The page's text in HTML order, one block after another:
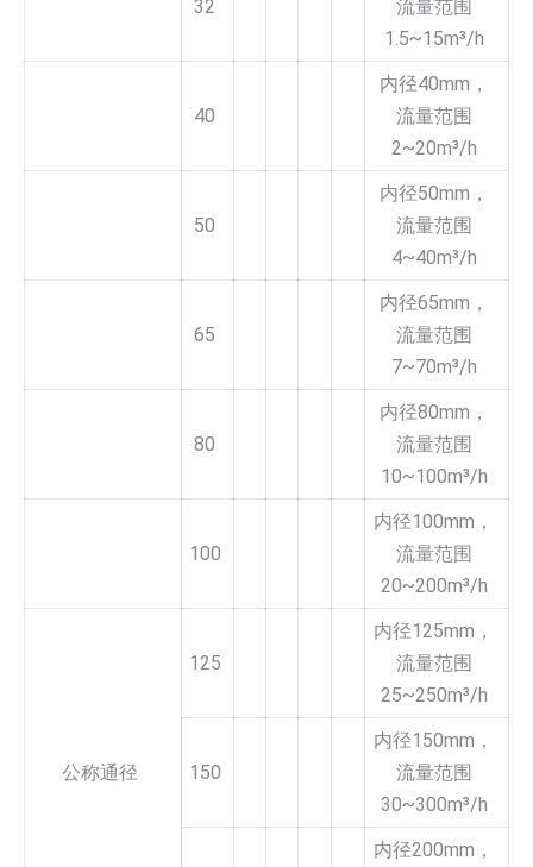
32
流量范围
1.5~15m³/h
40
内径40mm，
流量范围
2~20m³/h
50
内径50mm，
流量范围
4~40m³/h
65
内径65mm，
流量范围
7~70m³/h
80
内径80mm，
流量范围
10~100m³/h
100
内径100mm，
流量范围
20~200m³/h
公称通径
125
内径125mm，
流量范围
25~250m³/h
150
内径150mm，
流量范围
30~300m³/h
内径200mm，